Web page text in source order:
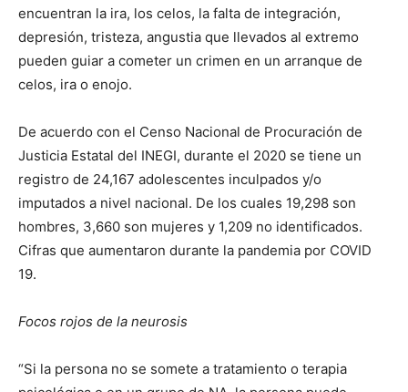
encuentran la ira, los celos, la falta de integración,
depresión, tristeza, angustia que llevados al extremo
pueden guiar a cometer un crimen en un arranque de
celos, ira o enojo.
De acuerdo con el Censo Nacional de Procuración de
Justicia Estatal del INEGI, durante el 2020 se tiene un
registro de 24,167 adolescentes inculpados y/o
imputados a nivel nacional. De los cuales 19,298 son
hombres, 3,660 son mujeres y 1,209 no identificados.
Cifras que aumentaron durante la pandemia por COVID
19.
Focos rojos de la neurosis
“Si la persona no se somete a tratamiento o terapia